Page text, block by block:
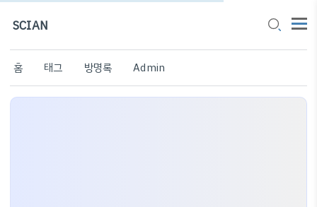
SCIAN
홈 태그 방명록 Admin